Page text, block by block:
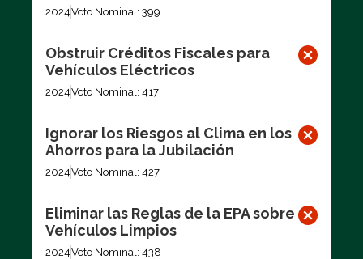
2024Voto Nominal: 399
Obstruir Créditos Fiscales para
Vehículos Eléctricos
2024Voto Nominal: 417
Ignorar los Riesgos al Clima en los
Ahorros para la Jubilación
2024Voto Nominal: 427
Eliminar las Reglas de la EPA sobre
Vehículos Limpios
2024Voto Nominal: 438